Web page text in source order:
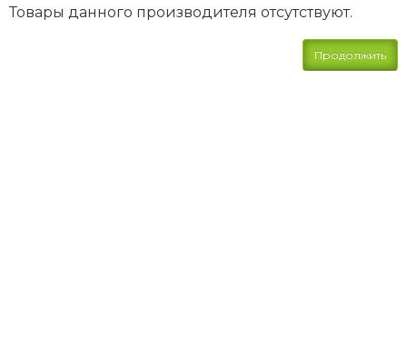
Товары данного производителя отсутствуют.
Продолжить